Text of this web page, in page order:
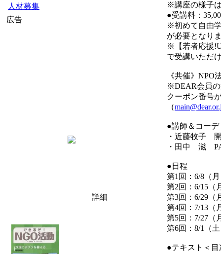
人材募集
広告
詳細
※講座の様子
●受講料：
※初めて自由
が必要となり
※【若者応援
で受講いただ
《共催》NPO
※DEAR会員の
クーポン番号
（
●講師＆コー
・近藤牧子
・田中 滋
●日程
第1回：6/8（
第2回：6/15（
第3回：6/29（
第4回：7/13（
第5回：7/27（
第6回：8/1（
●テキスト＜目